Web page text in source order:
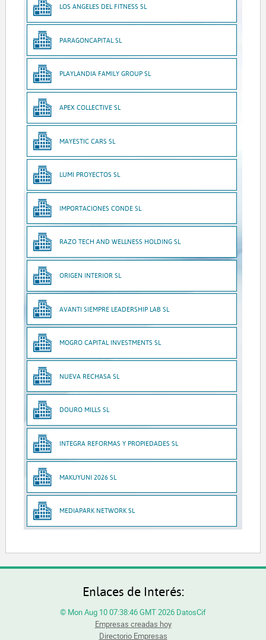
LOS ANGELES DEL FITNESS SL
PARAGONCAPITAL SL
PLAYLANDIA FAMILY GROUP SL
APEX COLLECTIVE SL
MAYESTIC CARS SL
LUMI PROYECTOS SL
IMPORTACIONES CONDE SL
RAZO TECH AND WELLNESS HOLDING SL
ORIGEN INTERIOR SL
AVANTI SIEMPRE LEADERSHIP LAB SL
MOGRO CAPITAL INVESTMENTS SL
NUEVA RECHASA SL
DOURO MILLS SL
INTEGRA REFORMAS Y PROPIEDADES SL
MAKUYUNI 2026 SL
MEDIAPARK NETWORK SL
Enlaces de Interés:
© Mon Aug 10 07:38:46 GMT 2026 DatosCif
Empresas creadas hoy
Directorio Empresas